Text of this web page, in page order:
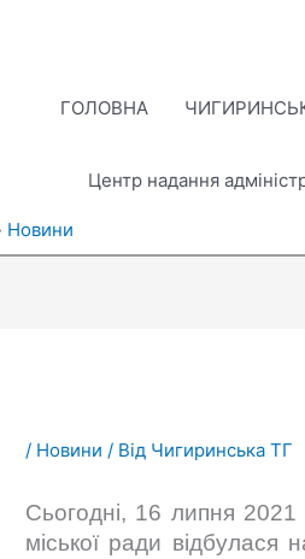
ГОЛОВНА
Центр надання
Новини
/ Новини / Від Чигиринська ТГ
Сьогодні, 16 липня 2021
міської ради відбулася